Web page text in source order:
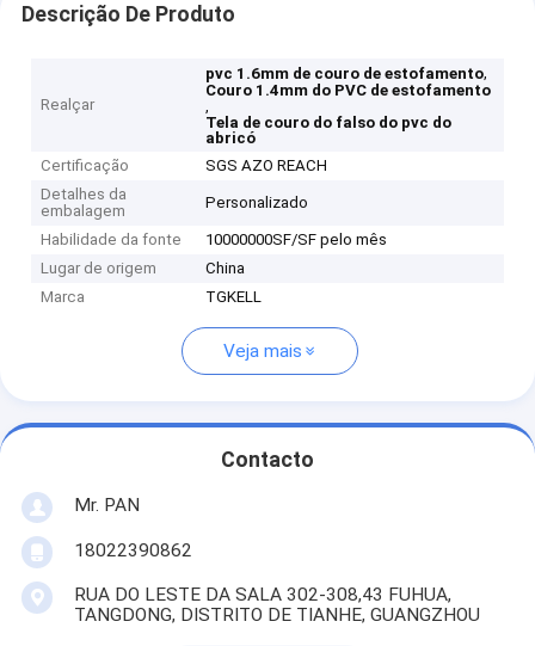
Descrição De Produto
Realçar
pvc 1.6mm de couro de estofamento,
Couro 1.4mm do PVC de estofamento
,
Tela de couro do falso do pvc do
abricó
Certificação
SGS AZO REACH
Detalhes da
embalagem
Personalizado
Habilidade da fonte
10000000SF/SF pelo mês
Lugar de origem
China
Marca
TGKELL
Veja mais
Contacto
Mr. PAN
18022390862
RUA DO LESTE DA SALA 302-308,43 FUHUA,
TANGDONG, DISTRITO DE TIANHE, GUANGZHOU